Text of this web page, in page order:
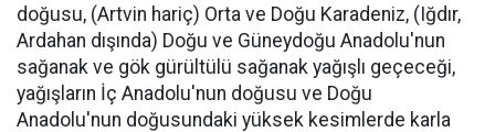
doğusu, (Artvin hariç) Orta ve Doğu Karadeniz, (Iğdır,
Ardahan dışında) Doğu ve Güneydoğu Anadolu'nun
sağanak ve gök gürültülü sağanak yağışlı geçeceği,
yağışların İç Anadolu'nun doğusu ve Doğu
Anadolu'nun doğusundaki yüksek kesimlerde karla